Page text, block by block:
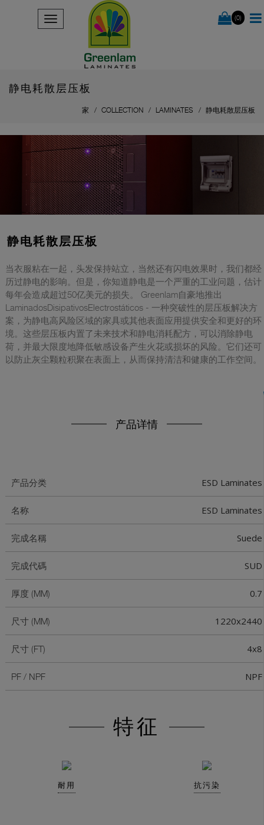
(0)
静电耗散层压板
家 COLLECTION LAMINATES 静电耗散层压板
静电耗散层压板
当衣服粘在一起，头发保持站立，当然还有闪电效果时，我们都经
历过静电的影响。但是，你知道静电是一个严重的工业问题，估计
每年会造成超过50亿美元的损失。 Greenlam自豪地推出
LaminadosDisipativosElectrostáticos - 一种突破性的层压板解决方
案，为静电高风险区域的家具或其他表面应用提供安全和更好的环
境。这些层压板内置了未来技术和静电消耗配方，可以消除静电
荷，并最大限度地降低敏感设备产生火花或损坏的风险。它们还可
以防止灰尘颗粒积聚在表面上，从而保持清洁和健康的工作空间。
产品详情
产品分类 ESD Laminates
名称 ESD Laminates
完成名稱 Suede
完成代碼 SUD
厚度 (MM) 0.7
尺寸 (MM) 1220x2440
尺寸 (FT) 4x8
PF / NPF NPF
特征
耐用 抗污染